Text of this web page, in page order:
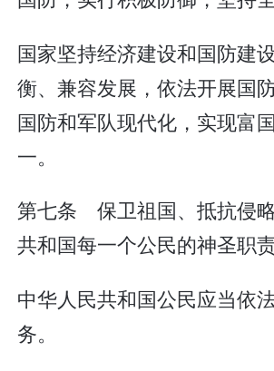
国家坚持经济建设和国防建
衡、兼容发展，依法开展国
国防和军队现代化，实现富
一。
第七条 保卫祖国、抵抗侵
共和国每一个公民的神圣职责
中华人民共和国公民应当依
务。